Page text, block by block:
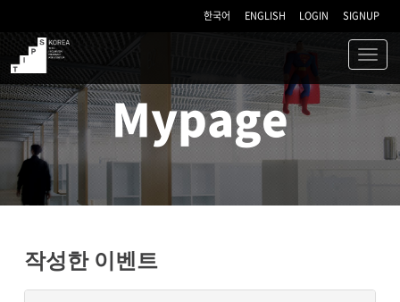
한국어 ENGLISH LOGIN SIGNUP
TIPS
Mypage
작성한 이벤트